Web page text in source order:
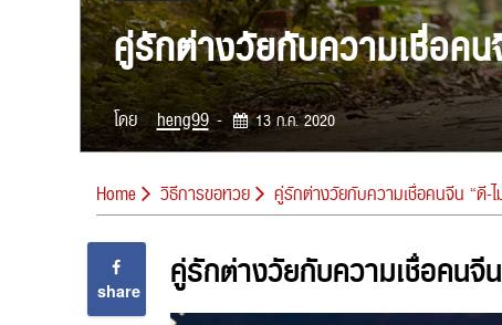
คู่รักต่างวัยกับความเชื่อค
โดย heng99 - 13 ก.ค. 2020
Home วิธีการขอหวย คู่รักต่างวัยกับความเชื่อคนจีน “ดี-ไ
share คู่รักต่างวัยกับความเชื่อคนจีน